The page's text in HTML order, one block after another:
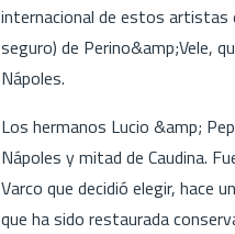
internacional de estos artistas
seguro) de Perino&amp;Vele,
Nápoles.
Los hermanos Lucio &amp;
Nápoles y mitad de Caudina.
Varco que decidió elegir, hace
que ha sido restaurada